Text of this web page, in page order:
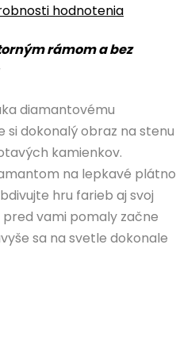
rámom a bez
diamantovému
si dokonalý obraz na stenu
kamienkov.
na lepkavé plátno
hru farieb aj svoj
vami pomaly začne
sa na svetle dokonale
hodnotenia